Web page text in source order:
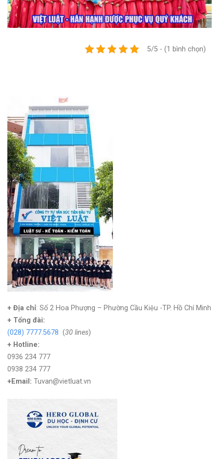
5/5 - (1 bình chọn)
+ Địa chỉ: Số 2 Hoa Phượng – Phường Cầu Kiệu -TP. Hồ Chí Minh
+ Tổng đài:
(028) 7777.5678 (30 lines)
+ Hotline:
0936 234 777
0938 234 777
+Email: Tuvan@vietluat.vn